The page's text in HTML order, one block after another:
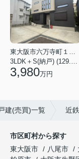
東大阪市六万寺町１丁目
3LDK＋S(納戸) (129.17㎡)
3,980万円
建(売買)一覧 近
市区町村から探す
東大阪市
八尾市